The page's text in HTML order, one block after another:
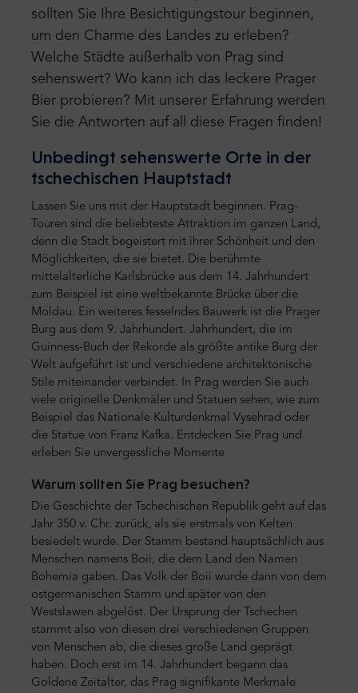
sollten Sie Ihre Besichtigungstour beginnen,
um den Charme des Landes zu erleben?
Welche Städte außerhalb von Prag sind
sehenswert? Wo kann ich das leckere Prager
Bier probieren? Mit unserer Erfahrung werden
Sie die Antworten auf all diese Fragen finden!
Unbedingt sehenswerte Orte in der
tschechischen Hauptstadt
Lassen Sie uns mit der Hauptstadt beginnen. Prag-
Touren sind die beliebteste Attraktion im ganzen Land,
denn die Stadt begeistert mit ihrer Schönheit und den
Möglichkeiten, die sie bietet. Die berühmte
mittelalterliche Karlsbrücke aus dem 14. Jahrhundert
zum Beispiel ist eine weltbekannte Brücke über die
Moldau. Ein weiteres fesselndes Bauwerk ist die Prager
Burg aus dem 9. Jahrhundert. Jahrhundert, die im
Guinness-Buch der Rekorde als größte antike Burg der
Welt aufgeführt ist und verschiedene architektonische
Stile miteinander verbindet. In Prag werden Sie auch
viele originelle Denkmäler und Statuen sehen, wie zum
Beispiel das Nationale Kulturdenkmal Vysehrad oder
die Statue von Franz Kafka. Entdecken Sie Prag und
erleben Sie unvergessliche Momente
Warum sollten Sie Prag besuchen?
Die Geschichte der Tschechischen Republik geht auf das
Jahr 350 v. Chr. zurück, als sie erstmals von Kelten
besiedelt wurde. Der Stamm bestand hauptsächlich aus
Menschen namens Boii, die dem Land den Namen
Bohemia gaben. Das Volk der Boii wurde dann von dem
ostgermanischen Stamm und später von den
Westslawen abgelöst. Der Ursprung der Tschechen
stammt also von diesen drei verschiedenen Gruppen
von Menschen ab, die dieses große Land geprägt
haben. Doch erst im 14. Jahrhundert begann das
Goldene Zeitalter, das Prag signifikante Merkmale